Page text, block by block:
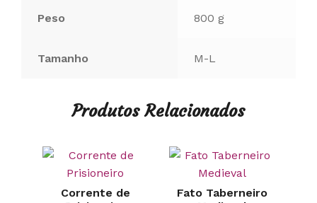
Peso 800 g
Tamanho M-L
Produtos Relacionados
Corrente de
Fato Taberneiro